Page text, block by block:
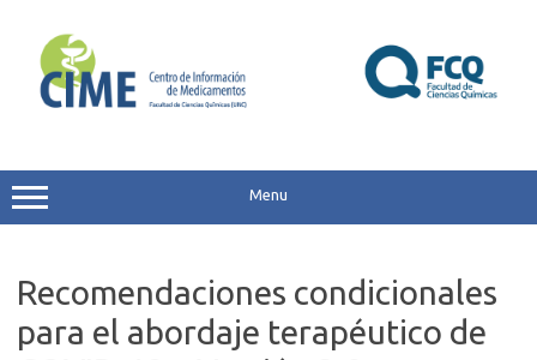
content
Menu
Recomendaciones condicionales
para el abordaje terapéutico de